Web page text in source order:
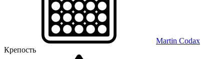
Martin Codax
Крепость